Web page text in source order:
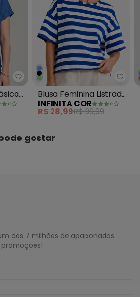
Infinita Cor - Blusa Feminina
Blusa Feminina Listrada
Azul
INFINITA COR
R$ 28,99R$ 99,99
gostar
dos 7 milhões de apaixonados
promoções!